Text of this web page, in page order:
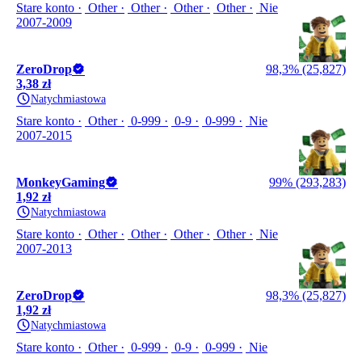
Stare konto Other Other Other Other
Nie
2007-2009
ZeroDrop
98,3% (25,827)
3,38 zł
Natychmiastowa
Stare konto Other 0-999 0-9 0-999
Nie
2007-2015
MonkeyGaming
99% (293,283)
1,92 zł
Natychmiastowa
Stare konto Other Other Other Other
Nie
2007-2013
ZeroDrop
98,3% (25,827)
1,92 zł
Natychmiastowa
Stare konto Other 0-999 0-9 0-999
Nie